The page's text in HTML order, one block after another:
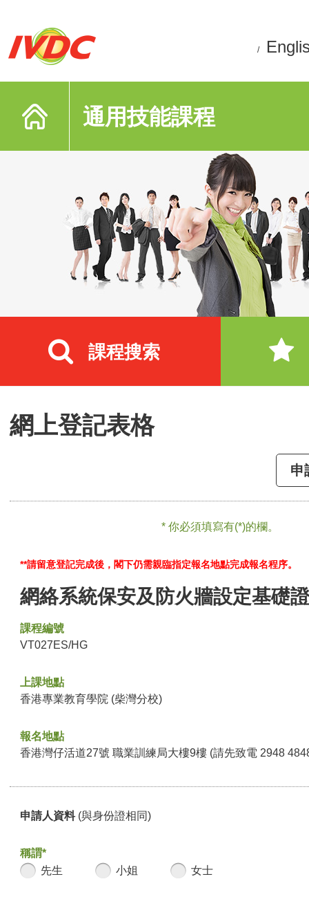
/
通用技能課程
課程搜索
網上登記表格
申
* 你必須填寫有(*)的欄。
**請留意登記完成後，閣下仍需親臨指定報名地點完成報名程序。
網絡系統保安及防火牆設定基礎
課程編號
VT027ES/HG
上課地點
香港專業教育學院 (柴灣分校)
報名地點
香港灣仔活道27號 職業訓練局大樓9樓 (請先致電 2948
申請人資料 (與身份證相同)
稱謂*
先生
小姐 女士